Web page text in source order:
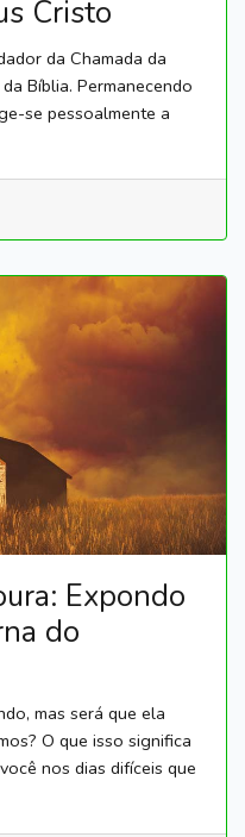
Cristo
da Chamada da
Bíblia. Permanecendo
se pessoalmente a
Expondo
do
mas será que ela
O que isso significa
nos dias difíceis que